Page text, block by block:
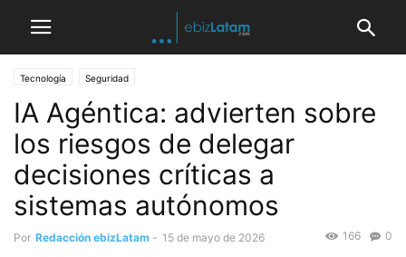
Tecnología Seguridad
IA Agéntica: advierten sobre
los riesgos de delegar
decisiones críticas a
sistemas autónomos
Por Redacción ebizLatam - 15 de mayo de 2026 0
166